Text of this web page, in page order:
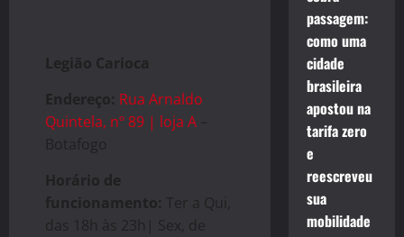
Legião Carioca
Endereço: Rua Arnaldo
Quintela, nº 89 | loja A –
Botafogo
Horário de
funcionamento: Ter a Qui,
das 18h às 23h| Sex, de
passagem:
como uma
cidade
brasileira
apostou na
tarifa zero
e
reescreveu
sua
mobilidade